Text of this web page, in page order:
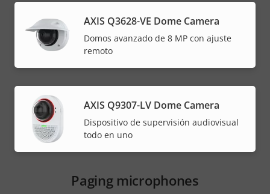
AXIS Q3628-VE Dome Camera
Domos avanzado de 8 MP con ajuste
remoto
AXIS Q9307-LV Dome Camera
Dispositivo de supervisión audiovisual
todo en uno
Paging microphones